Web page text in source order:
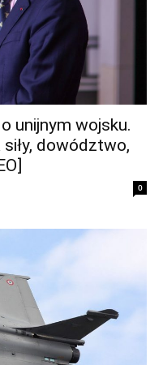
unijnym wojsku.
dowództwo,
0